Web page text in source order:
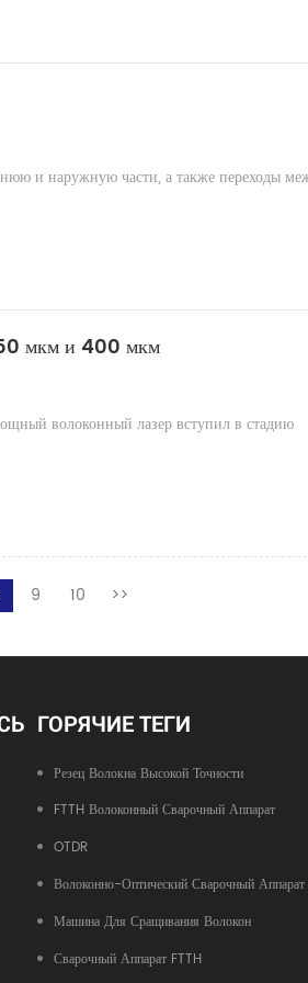
и наружную части, а также переходы
мкм и 400 мкм
волоконный лазер вступил в стадию
9 10 >>
ГОРЯЧИЕ ТЕГИ
Резец Волокна Высокой Точности
FTTH Волоконный Сварочный Аппарат
OTDR
Волоконно-Оптический Сварочный Аппарат
Машина Для Сращивания Волокон
Сварочный Аппарат FTTH